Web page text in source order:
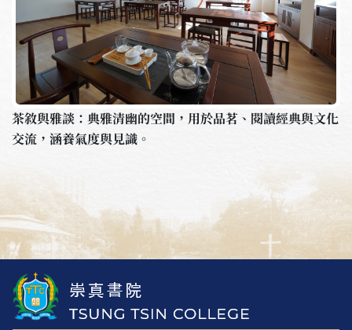
茶敘與雅談：典雅清幽的空間，用於品茗、閱讀經典與文化
交流，涵養氣度與見識。